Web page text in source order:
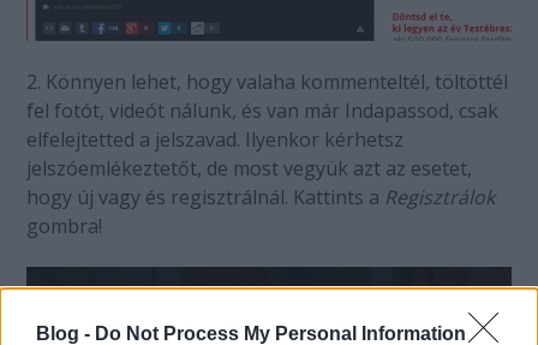
Blog - Do Not Process My Personal Information
2. Könnyen lehet, hogy valaha kommenteltél, töltöttél
fel fotót, videót nálunk, és van már Indapassod, csak
elfelejtetted a jelszavad. Ilyenkor kérhetsz
jelszóemlékeztetőt, de most vegyük azt az esetet,
hogy új vagy és regisztrálnál. Kattints a Regisztrálok
gombra!